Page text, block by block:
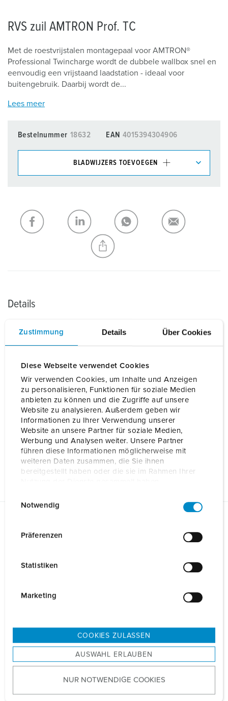
Zustimmung Details Über Cookies
Diese Webseite verwendet Cookies
Wir verwenden Cookies, um Inhalte und Anzeigen
zu personalisieren, Funktionen für soziale Medien
anbieten zu können und die Zugriffe auf unsere
Website zu analysieren. Außerdem geben wir
Informationen zu Ihrer Verwendung unserer
Website an unsere Partner für soziale Medien,
Werbung und Analysen weiter. Unsere Partner
führen diese Informationen möglicherweise mit
weiteren Daten zusammen, die Sie ihnen
bereitgestellt haben oder die sie im Rahmen Ihrer
s
u
w
Notwendig
Präferenzen
Statistiken
Marketing
COOKIES ZULASSEN
AUSWAHL ERLAUBEN
NUR NOTWENDIGE COOKIES
RVS zuil AMTRON Prof. TC
Met de roestvrijstalen montagepaal voor AMTRON®
Professional Twincharge wordt de dubbele wallbox snel en
eenvoudig een vrijstaand laadstation - ideaal voor
buitengebruik. Daarbij wordt de...
Lees meer
Bestelnummer 18632 EAN 4015394304906
BLADWIJZERS TOEVOEGEN
Mijn lijst TOEVOEGEN
NIEUW LIJST MAKEN
Details
RVS zuil AMTRON Prof. TC 18632
RVS zuil AMTRON Prof. TC 18632
Product info
CAD-gegevens 3D STP
RVS zuil AMTRON Prof. TC 18632
RVS zuil AMTRON Prof. TC 18632